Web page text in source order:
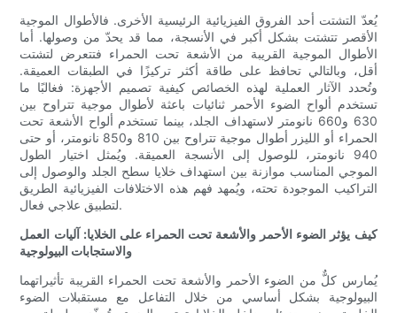
يُعدّ التشتت أحد الفروق الفيزيائية الرئيسية الأخرى. فالأطوال الموجية
الأقصر تتشتت بشكل أكبر في الأنسجة، مما قد يحدّ من وصولها. أما
الأطوال الموجية القريبة من الأشعة تحت الحمراء فتتعرض لتشتت
أقل، وبالتالي تحافظ على طاقة أكثر تركيزًا في الطبقات العميقة.
وتُحدد الآثار العملية لهذه الخصائص كيفية تصميم الأجهزة: فغالبًا ما
تستخدم ألواح الضوء الأحمر ثنائيات باعثة لأطوال موجية تتراوح بين
630 و660 نانومتر لاستهداف الجلد، بينما تستخدم ألواح الأشعة تحت
الحمراء أو الليزر أطوال موجية تتراوح بين 810 و850 نانومتر، أو حتى
940 نانومتر، للوصول إلى الأنسجة العميقة. ويُمثل اختيار الطول
الموجي المناسب موازنة بين استهداف خلايا سطح الجلد والوصول إلى
التراكيب الموجودة تحته، ويُمهد فهم هذه الاختلافات الفيزيائية الطريق
لتطبيق علاجي فعال.
كيف يؤثر الضوء الأحمر والأشعة تحت الحمراء على الخلايا: آليات العمل
والاستجابات البيولوجية
يُمارس كلٌّ من الضوء الأحمر والأشعة تحت الحمراء القريبة تأثيراتهما
البيولوجية بشكل أساسي من خلال التفاعل مع مستقبلات الضوء